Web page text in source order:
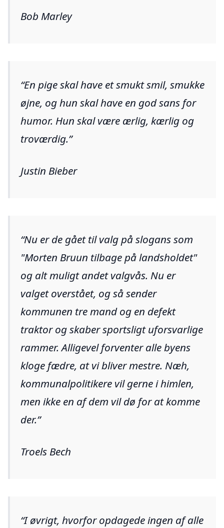
Bob Marley
En pige skal have et smukt smil, smukke
øjne, og hun skal have en god sans for
humor. Hun skal være ærlig, kærlig og
troværdig.
Justin Bieber
Nu er de gået til valg på slogans som
"Morten Bruun tilbage på landsholdet"
og alt muligt andet valgvås. Nu er
valget overstået, og så sender
kommunen tre mand og en defekt
traktor og skaber sportsligt uforsvarlige
rammer. Alligevel forventer alle byens
kloge fædre, at vi bliver mestre. Næh,
kommunalpolitikere vil gerne i himlen,
men ikke en af dem vil dø for at komme
der.
Troels Bech
I øvrigt, hvorfor opdagede ingen af ​​alle